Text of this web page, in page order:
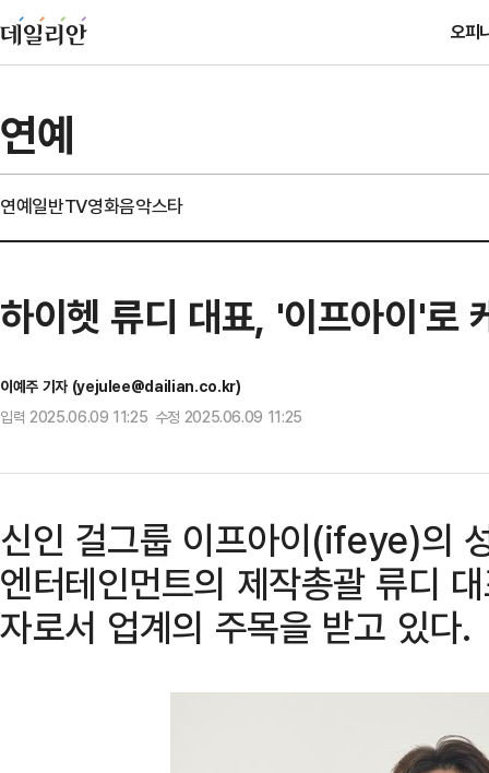
오피
연예
연예일반TV영화음악스타
하이헷 류디 대표, '이프아이'로
이예주 기자 (yejulee@dailian.co.kr)
입력 2025.06.09 11:25 수정 2025.06.09 11:25
신인 걸그룹 이프아이(ifeye)의
엔터테인먼트의 제작총괄 류디
자로서 업계의 주목을 받고 있다.